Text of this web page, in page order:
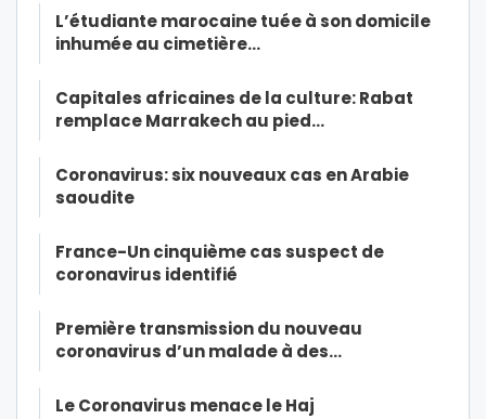
L’étudiante marocaine tuée à son domicile
inhumée au cimetière…
Capitales africaines de la culture: Rabat
remplace Marrakech au pied…
Coronavirus: six nouveaux cas en Arabie
saoudite
France-Un cinquième cas suspect de
coronavirus identifié
Première transmission du nouveau
coronavirus d’un malade à des…
Le Coronavirus menace le Haj